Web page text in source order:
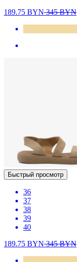
189.75 BYN345BYN
Быстрый просмотр
36
37
38
39
40
189.75 BYN345BYN